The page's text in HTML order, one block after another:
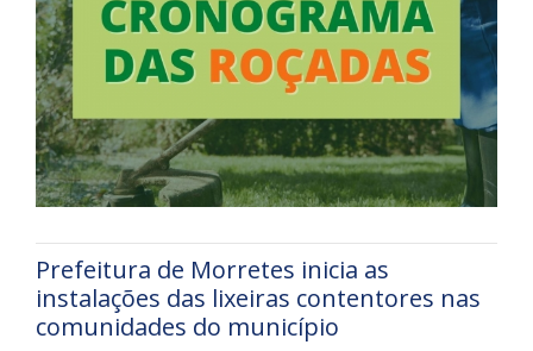
Prefeitura de Morretes inicia as
instalações das lixeiras contentores nas
comunidades do município